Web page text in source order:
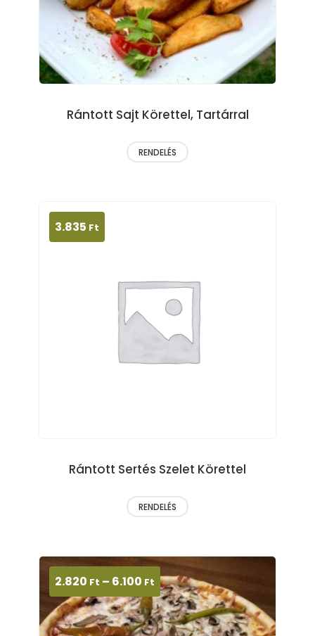
Rántott Sajt Körettel, Tartárral
RENDELÉS
Rántott Sertés Szelet Körettel
3.835 Ft
RENDELÉS
2.820 Ft – 6.100 Ft